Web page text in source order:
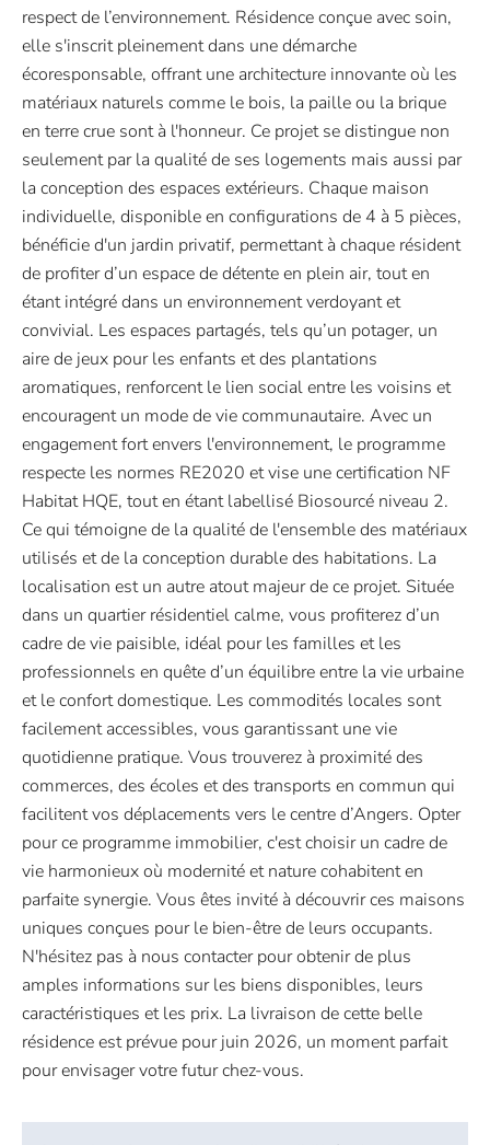
respect de l’environnement. Résidence conçue avec soin,
elle s'inscrit pleinement dans une démarche
écoresponsable, offrant une architecture innovante où les
matériaux naturels comme le bois, la paille ou la brique
en terre crue sont à l'honneur. Ce projet se distingue non
seulement par la qualité de ses logements mais aussi par
la conception des espaces extérieurs. Chaque maison
individuelle, disponible en configurations de 4 à 5 pièces,
bénéficie d'un jardin privatif, permettant à chaque résident
de profiter d’un espace de détente en plein air, tout en
étant intégré dans un environnement verdoyant et
convivial. Les espaces partagés, tels qu’un potager, un
aire de jeux pour les enfants et des plantations
aromatiques, renforcent le lien social entre les voisins et
encouragent un mode de vie communautaire. Avec un
engagement fort envers l'environnement, le programme
respecte les normes RE2020 et vise une certification NF
Habitat HQE, tout en étant labellisé Biosourcé niveau 2.
Ce qui témoigne de la qualité de l'ensemble des matériaux
utilisés et de la conception durable des habitations. La
localisation est un autre atout majeur de ce projet. Située
dans un quartier résidentiel calme, vous profiterez d’un
cadre de vie paisible, idéal pour les familles et les
professionnels en quête d’un équilibre entre la vie urbaine
et le confort domestique. Les commodités locales sont
facilement accessibles, vous garantissant une vie
quotidienne pratique. Vous trouverez à proximité des
commerces, des écoles et des transports en commun qui
facilitent vos déplacements vers le centre d’Angers. Opter
pour ce programme immobilier, c'est choisir un cadre de
vie harmonieux où modernité et nature cohabitent en
parfaite synergie. Vous êtes invité à découvrir ces maisons
uniques conçues pour le bien-être de leurs occupants.
N'hésitez pas à nous contacter pour obtenir de plus
amples informations sur les biens disponibles, leurs
caractéristiques et les prix. La livraison de cette belle
résidence est prévue pour juin 2026, un moment parfait
pour envisager votre futur chez-vous.